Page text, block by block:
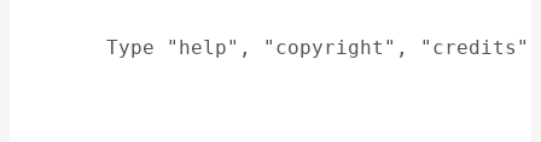
Type "help", "copyright", "credits"